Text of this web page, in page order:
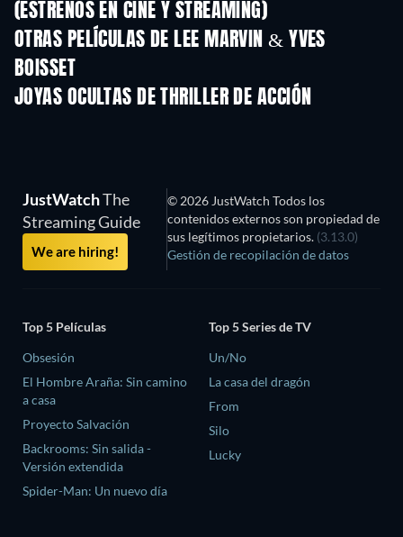
(ESTRENOS EN CINE Y STREAMING)
OTRAS PELÍCULAS DE LEE MARVIN & YVES
BOISSET
JOYAS OCULTAS DE THRILLER DE ACCIÓN
JustWatchThe
Streaming Guide
We are hiring!
© 2026 JustWatch Todos los
contenidos externos son propiedad de
sus legítimos propietarios. (3.13.0)
Gestión de recopilación de datos
Top 5 Películas
Obsesión
El Hombre Araña: Sin camino
a casa
Proyecto Salvación
Backrooms: Sin salida -
Versión extendida
Spider-Man: Un nuevo día
Top 5 Series de TV
Un/No
La casa del dragón
From
Silo
Lucky